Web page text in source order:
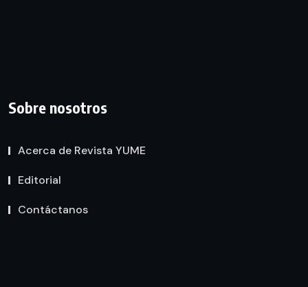
Sobre nosotros
Acerca de Revista YUME
Editorial
Contáctanos